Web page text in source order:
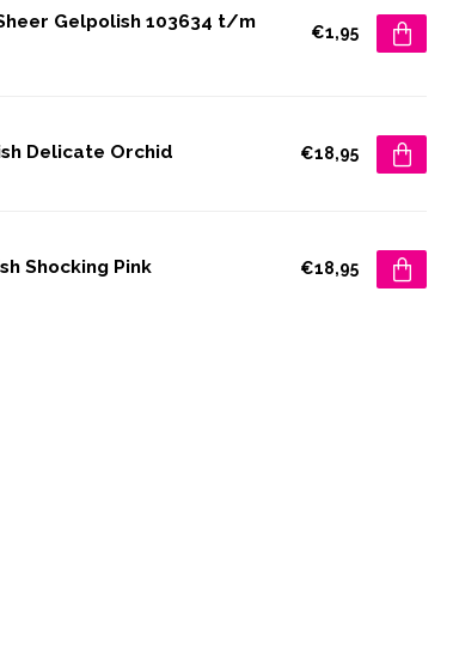
Gelpolish 103634 t/m
€1,95
Delicate Orchid €18,95
Shocking Pink €18,95